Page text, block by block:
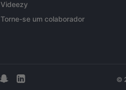
Videezy
Torne-se um colaborador
©